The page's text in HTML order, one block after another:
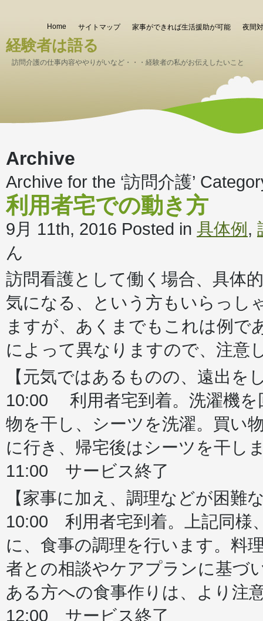
Home サイトマップ 家事ができれば生活援助が可能 夜間
経験者は語る
訪問介護の仕事内容ややりがいなど・・・経験者の私がお伝えしたいこと
Archive
Archive for the ‘訪問介護’
利用者宅での動き方
9月 11th, 2016 Posted in 具体例,
ん
訪問看護として働く場合、具体
気になる、という方もいらっし
ますが、あくまでもこれは例で
によって異なりますので、注意
【元気ではあるものの、遠出
10:00 利用者宅到着。洗濯機を
物を干し、シーツを洗濯。買い
に行き、帰宅後はシーツを干し
11:00 サービス終了
【家事に加え、調理などが困難
10:00 利用者宅到着。上記同様
に、食事の調理を行います。料
者との相談やケアプランに基づ
ある方への食事作りは、より注
12:00 サービス終了